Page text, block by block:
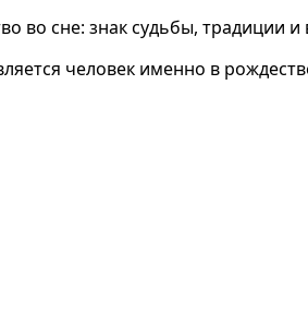
во сне: знак судьбы, традиции
человек именно в